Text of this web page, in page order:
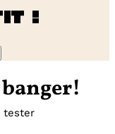
!
banger!
tester